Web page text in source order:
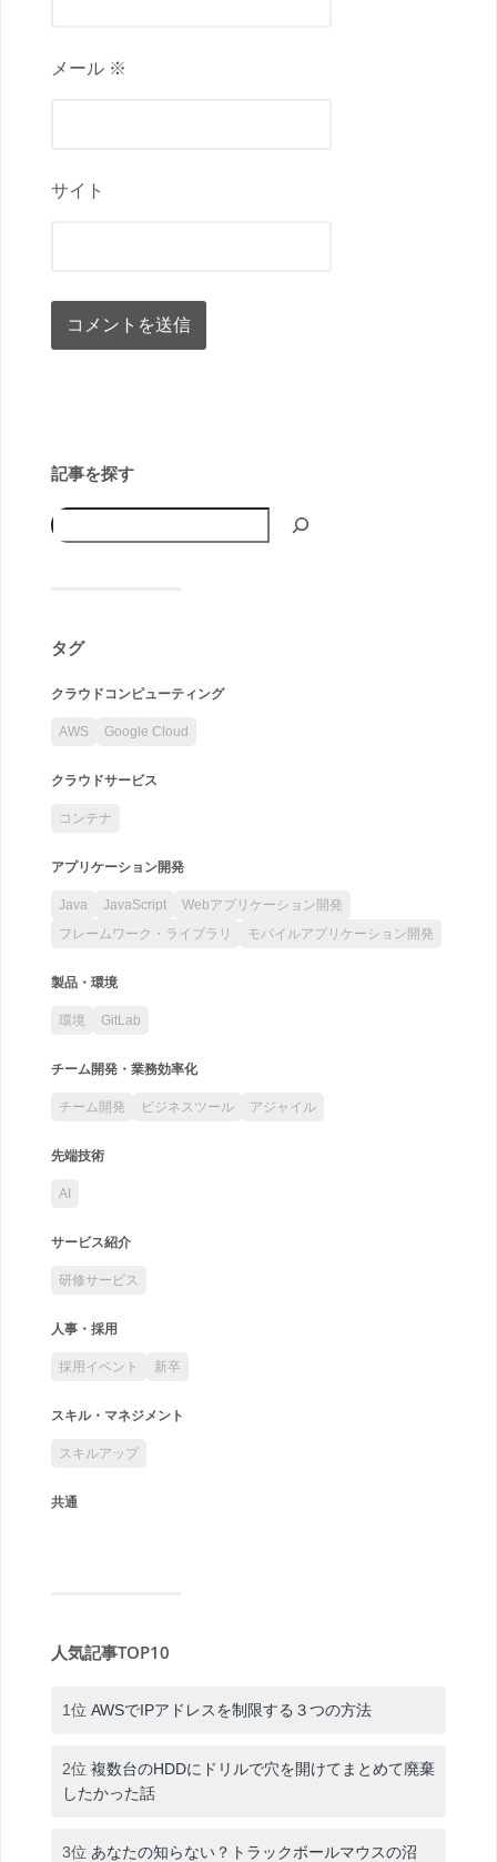
メール ※
サイト
記事を探す
タグ
クラウドコンピューティング
AWS Google Cloud
クラウドサービス
コンテナ
アプリケーション開発
Java JavaScript
Webアプリケーション開発
フレームワーク・ライブラリ
モバイルアプリケーション開発
製品・環境
環境 GitLab
チーム開発・業務効率化
チーム開発 ビジネスツール アジャイル
先端技術
AI
サービス紹介
研修サービス
人事・採用
採用イベント 新卒
スキル・マネジメント
スキルアップ
共通
人気記事TOP10
1位 AWSでIPアドレスを制限する３つの方法
2位 複数台のHDDにドリルで穴を開けてまとめて廃棄
したかった話
3位 あなたの知らない？トラックボールマウスの沼